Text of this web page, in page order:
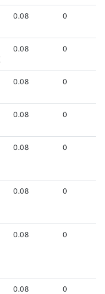
0.08 0
0.08 0
0.08 0
0.08 0
0.08 0
0.08 0
0.08 0
0.08 0